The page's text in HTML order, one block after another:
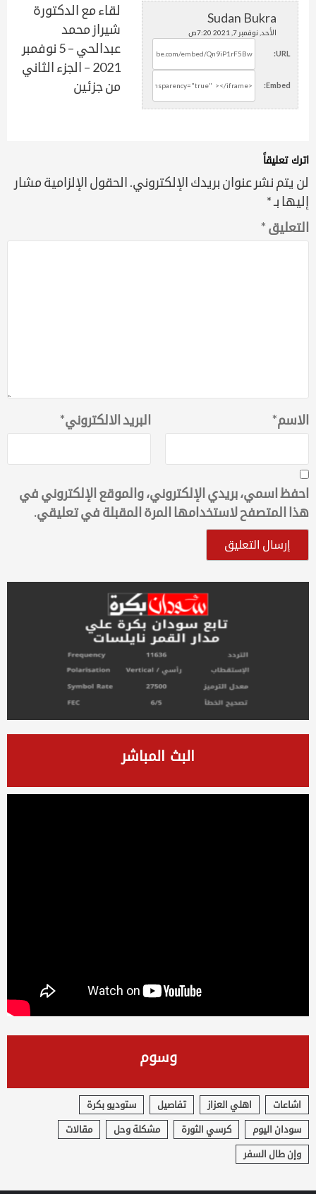
Sudan Bukra
الأحد, نوفمبر 7, 2021 7:20ص
URL:
Embed:
لقاء مع الدكتورة
شيراز محمد
عبدالحي – 5 نوفمبر
2021 – الجزء الثاني
من جزئين
اترك تعليقاً
لن يتم نشر عنوان بريدك الإلكتروني. الحقول الإلزامية مشار
إليها بـ*
التعليق *
الاسم* البريد الالكتروني*
احفظ اسمي، بريدي الإلكتروني، والموقع الإلكتروني في
هذا المتصفح لاستخدامها المرة المقبلة في تعليقي.
البث المباشر
وسوم
اشاعات اهلي العزاز تفاصيل ستوديو بكرة
سودان اليوم كرسي الثورة مشكلة وحل مقالات
وإن طال السفر